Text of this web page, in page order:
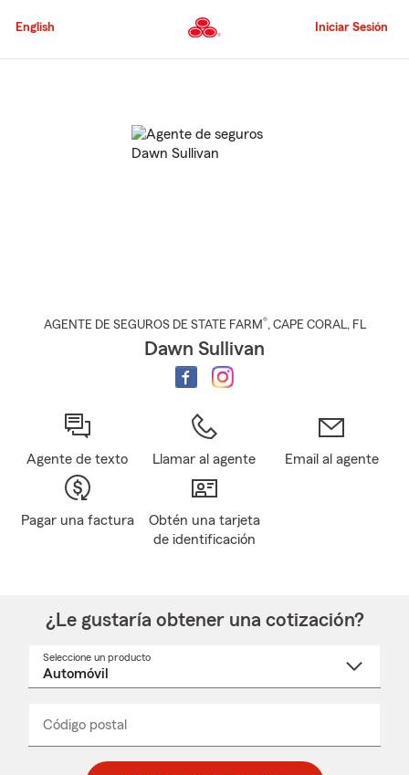
al
principal
English Iniciar Sesión
AGENTE DE SEGUROS DE STATE FARM®, CAPE CORAL, FL
Dawn Sullivan
Agente de texto Llamar al agente Email al agente
Pagar una factura
Obtén una tarjeta
de identificación
¿Le gustaría obtener una cotización?
Seleccione un producto
desplegable
Código postal
_____